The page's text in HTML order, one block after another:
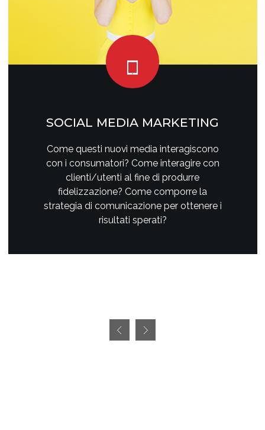
SOCIAL MEDIA MARKETING
Come questi nuovi media interagiscono
con i consumatori? Come interagire con
clienti/utenti al fine di produrre
fidelizzazione? Come comporre la
strategia di comunicazione per ottenere i
risultati sperati?